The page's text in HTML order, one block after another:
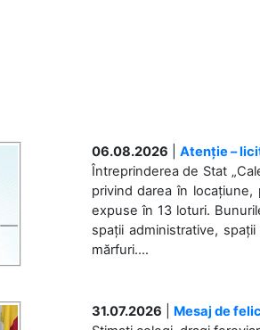
06.08.2026
Atenție –
Întreprinderea de Stat
privind darea în
expuse în 13 loturi.
spații administrative,
mărfuri....
31.07.2026
Mesaj de